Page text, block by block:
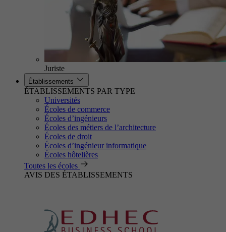
Juriste
Établissements
ÉTABLISSEMENTS PAR TYPE
Universités
Écoles de commerce
Écoles d’ingénieurs
Écoles des métiers de l’architecture
Écoles de droit
Écoles d’ingénieur informatique
Écoles hôtelières
Toutes les écoles
AVIS DES ÉTABLISSEMENTS